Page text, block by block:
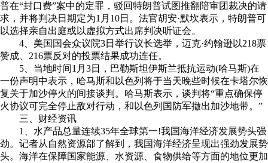
普在“封口费”案中的定罪，驳回特朗普试图推翻陪审团裁决的请
求，并将判决日期定为1月10日。法官胡安·默坎表示，特朗普可
以选择亲自出庭或以虚拟方式出席判决听证会。
4、美国国会众议院3日举行议长选举，迈克·约翰逊以218票
赞成、216票反对的投票结果成功连任。
5、当地时间1月3日，巴勒斯坦伊斯兰抵抗运动(哈马斯)在
一份声明中表示，哈马斯和以色列将于当天晚些时候在卡塔尔恢
复关于加沙停火的间接谈判。哈马斯表示，谈判将“重点确保停
火协议可完全停止敌对行动，和以色列国防军撤出加沙地带。”
三、财经资讯
1、水产品总量连续35年全球第一!我国海洋经济发展势头强
劲。记者从自然资源部了解到，我国海洋经济呈现出强劲发展势
头。海洋在保障国家能源、水资源、食物供给等方面的地位更加